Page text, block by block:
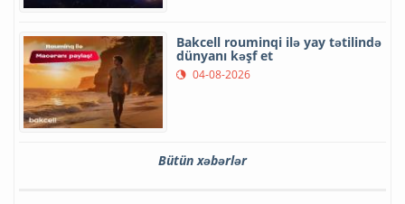
Bakcell rouminqi ilə yay tətilində
dünyanı kəşf et
04-08-2026
Bütün xəbərlər